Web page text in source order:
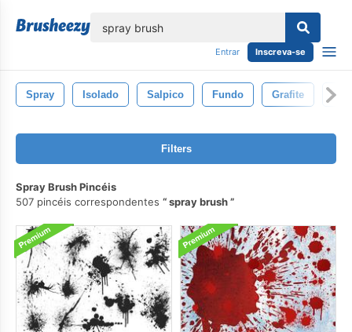
Entrar Inscreva-se
Spray Isolado Salpico Fundo Grafite
Filters
Spray Brush Pincéis
507 pincéis correspondentes
spray brush